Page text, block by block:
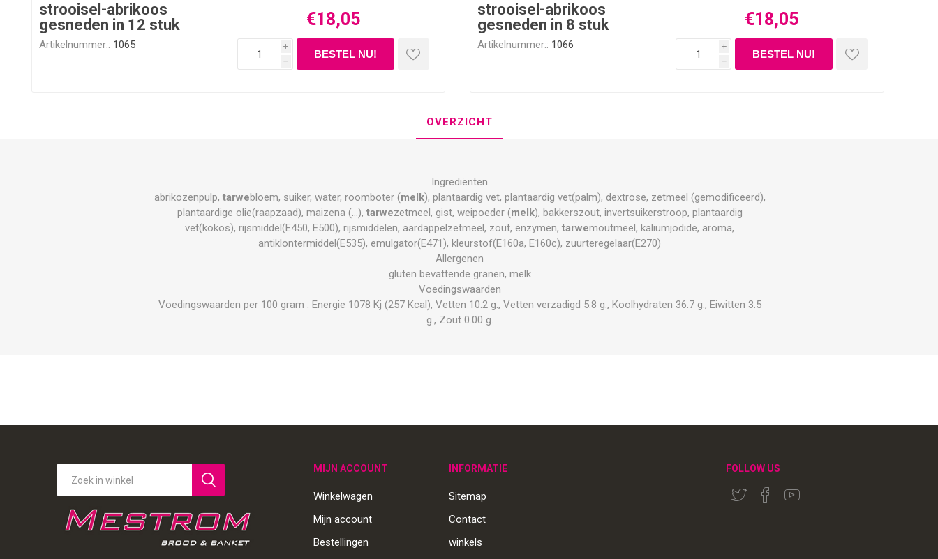
strooisel-abrikoos
gesneden in 12 stuk
Artikelnummer:: 1065
€18,05
i
h
strooisel-abrikoos
gesneden in 8 stuk
Artikelnummer:: 1066
€18,05
i
h
OVERZICHT
Ingrediënten
abrikozenpulp, tarwebloem, suiker, water, roomboter (melk), plantaardig vet, plantaardig vet(palm), dextrose, zetmeel (gemodificeerd),
plantaardige olie(raapzaad), maizena (...), tarwezetmeel, gist, weipoeder (melk), bakkerszout, invertsuikerstroop, plantaardig
vet(kokos), rijsmiddel(E450, E500), rijsmiddelen, aardappelzetmeel, zout, enzymen,tarwemoutmeel, kaliumjodide, aroma,
antiklontermiddel(E535), emulgator(E471), kleurstof(E160a, E160c), zuurteregelaar(E270)
Allergenen
gluten bevattende granen, melk
Voedingswaarden
Voedingswaarden per 100 gram : Energie 1078 Kj (257 Kcal), Vetten 10.2 g., Vetten verzadigd 5.8 g., Koolhydraten 36.7 g., Eiwitten 3.5
g., Zout 0.00 g.
MIJN ACCOUNT
Winkelwagen
Mijn account
Bestellingen
INFORMATIE
Sitemap
Contact
winkels
FOLLOW US